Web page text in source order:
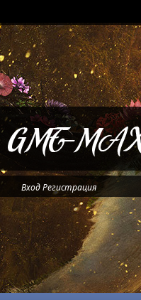
ВходРегистрация